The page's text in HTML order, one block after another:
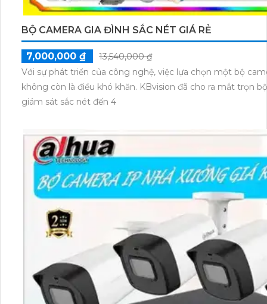
BỘ CAMERA GIA ĐÌNH SẮC NÉT GIÁ RẺ
7,000,000 ₫
13,540,000 ₫
Với sự phát triển của công nghệ, việc lựa chọn một bộ
không còn là điều khó khăn. KBvision đã cho ra mắt trọn bộ camera đỉnh cao, mang lại
giám sát sắc nét đến 4